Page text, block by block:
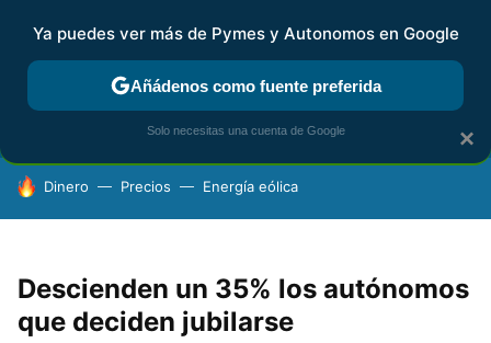
FISCALIDAD Y CONTABILIDAD KIT DIGITAL RENTA
HOY SE HABLA DE
Dinero Precios Energía eólica
Descienden un 35% los autónomos
que deciden jubilarse
×
Ya puedes ver más de Pymes y Autonomos en Google
Añádenos como fuente preferida
Solo necesitas una cuenta de Google